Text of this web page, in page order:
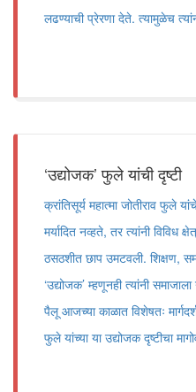
लढण्याची प्रेरणा देते. त्यामुळेच
‘उद्योजक’ फुले यांची दृष्टी
क्रांतिसूर्य महात्मा जोतीराव फुले
मर्यादित नव्हते, तर त्यांनी विविध
ठसठशीत छाप उमटवली. शिक्षण,
‘उद्योजक’ म्हणूनही त्यांनी समाजाला
पैलू आजच्या काळात विशेषतः
फुले यांच्या या उद्योजक दृष्टीचा